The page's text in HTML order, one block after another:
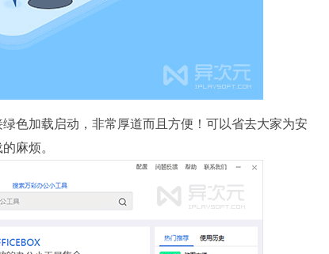
色加载启动，非常厚道而且方便！可以省去大家为安
麻烦。